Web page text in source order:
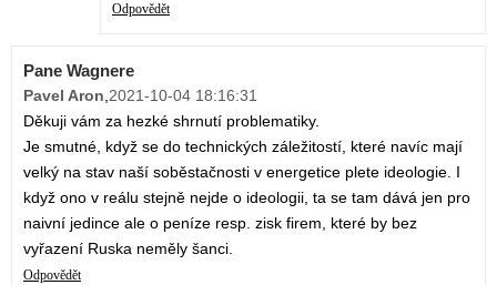
Odpovědět
Pane Wagnere
Pavel Aron,2021-10-04 18:16:31
Děkuji vám za hezké shrnutí problematiky.
Je smutné, když se do technických záležitostí, které navíc mají
velký na stav naší soběstačnosti v energetice plete ideologie. I
když ono v reálu stejně nejde o ideologii, ta se tam dává jen pro
naivní jedince ale o peníze resp. zisk firem, které by bez
vyřazení Ruska neměly šanci.
Odpovědět